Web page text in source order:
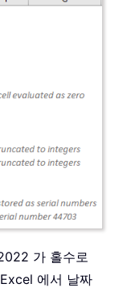
가 홀수로
에서 날짜